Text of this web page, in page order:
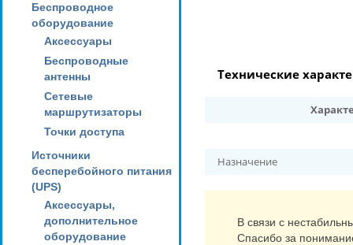
Беспроводное
оборудование
Аксессуары
Беспроводные
антенны
Сетевые
маршрутизаторы
Точки доступа
Источники
бесперебойного питания
(UPS)
Аксессуары,
дополнительное
оборудование
Технические
Назначение
В связи с
Спасибо за